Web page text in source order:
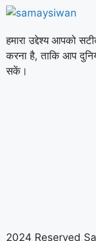
हमारा उद्देश्य आपको
करना है, ताकि आप
सकें।
2024 Reserved